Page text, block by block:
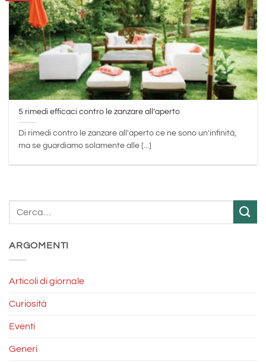
5 rimedi efficaci contro le zanzare all’aperto
Di rimedi contro le zanzare all'aperto ce ne sono un'infinità,
ma se guardiamo solamente alle [...]
ARGOMENTI
Articoli di giornale
Curiosità
Eventi
Generi